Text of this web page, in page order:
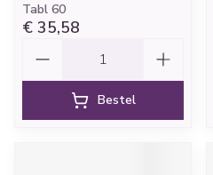
Tabl 60
€ 35,58
Bestel